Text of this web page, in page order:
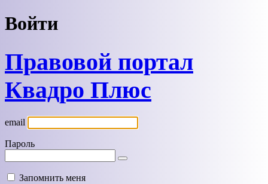
Войти
Правовой портал
Квадро Плюс
email
Пароль
Запомнить меня